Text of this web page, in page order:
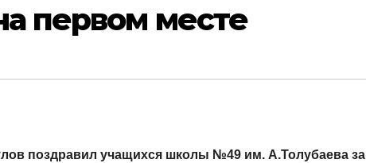
первом месте
поздравил учащихся школы №49 им. А.Толубаева за